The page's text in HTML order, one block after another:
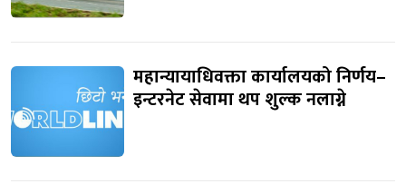
महान्यायाधिवक्ता कार्यालयको निर्णय–
इन्टरनेट सेवामा थप शुल्क नलाग्ने